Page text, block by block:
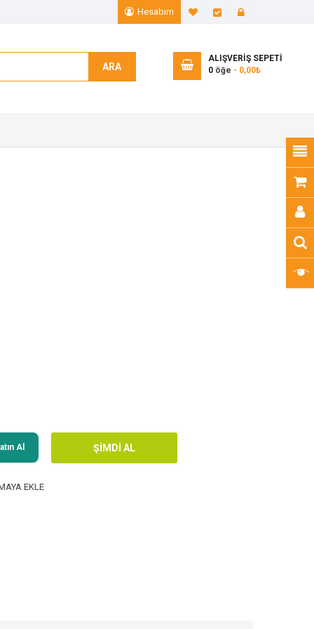
Hesabım A. Listem (0)
Ödeme
ARA
ALIŞVERIŞ SEPETI
0 öğe - 0,00₺
Al
EKLE